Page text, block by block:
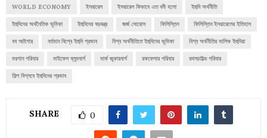
WORLD ECONOMY ইসরায়েল ইসরায়েল কিভাবে এত ধনী হলো ইহুদি অর্থনীতি
ইহুদিদের অর্থনৈতিক ভূমিকা ইহুদিদের ষড়যন্ত্র জর্জ সোরোস ফিলিস্তিন ফিলিস্তিন ইসরায়েলের ইতিহাস
বব আইগার বর্তমান বিশ্বে ইহুদি প্রভাব বিশ্ব অর্থনীতিতে ইহুদিদের ভূমিকা বিশ্ব অর্থনীতির মালিক ইহুদিরা
মরগান পরিবার মাইকেল ব্লুমবার্গ মার্ক জুকারবার্গ রকফেলার পরিবার রথসচাইল্ড পরিবার
শিল্প বিপ্লবে ইহুদিদের প্রভাব
SHARE 0